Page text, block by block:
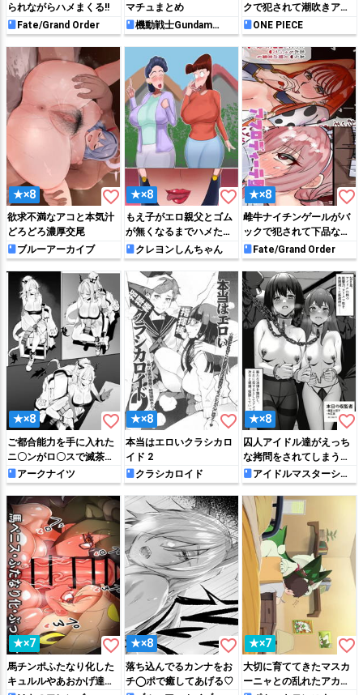
られながらハメまくる!!
Fate/Grand Order
マチュまとめ
機動戦士Gundam
GQuuuuuuX
クで犯されて潮吹きアク
メしちゃう!!
ONE PIECE
★×8 favorite_border
欲求不満なアコと本気汁
どろどろ濃厚交尾
ブルーアーカイブ
★×8 favorite_border
もえ子がエロ親父とゴム
が無くなるまでハメた
り…♡クレヨンしんちゃん
★×8 favorite_border
雌牛ナイチンゲールがバ
ックで犯されて下品な声
を出しながらイキまくる
♡
Fate/Grand Order
★×8 favorite_border
ご都合能力を手に入れた
ニ〇ンがロ〇スで滅茶苦
茶する話【ス〇〇ン編】
その7
アークナイツ
★×8 favorite_border
本当はエロいクラシカロ
イド 2
クラシカロイド
★×8 favorite_border
囚人アイドル達がえっち
な拷問をされてしまう…
アイドルマスターシン
デレラガールズ
★×7 favorite_border
馬チンポふたなり化した
キュルルやあおかげ達が
★×8 favorite_border
落ち込んでるカンナをお
チ◯ポで癒してあげる♡
★×7 favorite_border
大切に育ててきたマスカ
ーニャとの乱れたアカデ